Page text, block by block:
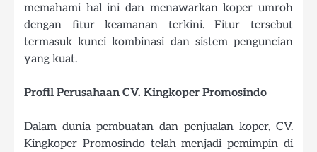
memahami hal ini dan menawarkan koper umroh
dengan fitur keamanan terkini. Fitur tersebut
termasuk kunci kombinasi dan sistem penguncian
yang kuat.
Profil Perusahaan CV. Kingkoper Promosindo
Dalam dunia pembuatan dan penjualan koper, CV.
Kingkoper Promosindo telah menjadi pemimpin di